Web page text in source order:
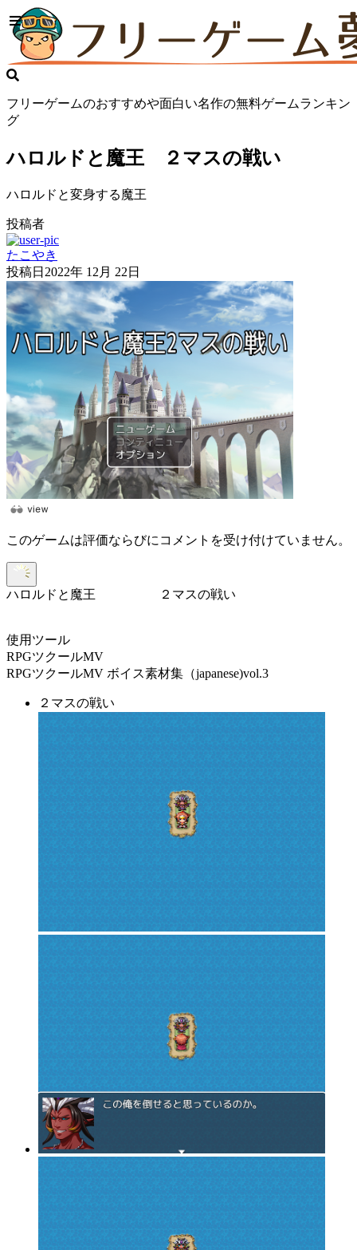
フリーゲームのおすすめや面白い名作の無料ゲームランキン
グ
ハロルドと魔王 ２マスの戦い
ハロルドと変身する魔王
投稿者
たこやき
投稿日 2022年 12月 22日
このゲームは評価ならびにコメントを受け付けていません。
ハロルドと魔王 ２マスの戦い
使用ツール
RPGツクールMV
RPGツクールMV ボイス素材集（japanese)vol.3
２マスの戦い